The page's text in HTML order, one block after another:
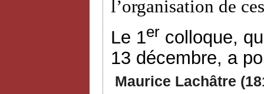
l’organisation de
Le 1er colloque,
13 décembre, a
Maurice Lachâtre